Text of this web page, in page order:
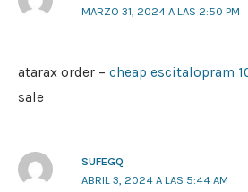
MARZO 31, 2024 A LAS 2:50 PM
atarax order – cheap escitalopram
sale
SUFEGQ
ABRIL 3, 2024 A LAS 5:44 AM